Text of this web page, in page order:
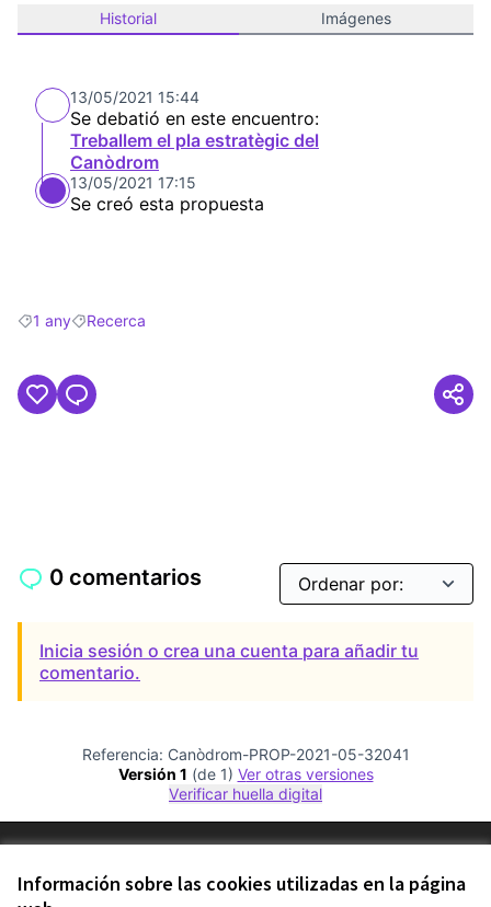
Información sobre las cookies utilizadas en la página
Historial Imágenes
13/05/2021 15:44
Se debatió en este encuentro:
Treballem el pla estratègic del
Canòdrom
13/05/2021 17:15
Se creó esta propuesta
Resultados al filtrar por: 1 any
1 anyResultados al filtrar por: Recerca
Recerca
0 comentarios
Inicia sesión o crea una cuenta para añadir tu
comentario.
Referencia: Canòdrom-PROP-2021-05-32041
Versión 1 (de 1)
ver otras versiones
Verificar huella digital
Configuración de cookies
Comunitat Canòdrom en Facebook
(Link extern)
Comunitat Canòdrom en Instagram
(Link extern)
Comunitat Canòdrom en YouTube
(Link extern)